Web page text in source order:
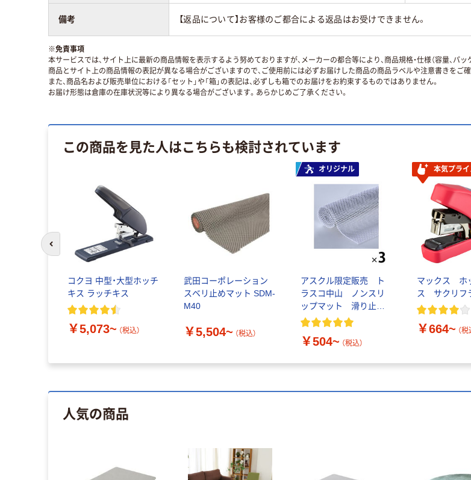
備考 【返品について】お客様のご都合による返品はお受けできません。
※免責事項
本サービスでは、サイト上に最新の商品情報を表示するよう努めておりますが、メーカーの都合等により、商品規格・仕様（容量、パ
商品とサイト上の商品情報の表記が異なる場合がございますので、ご使用前には必ずお届けした商品の商品ラベルや注意書きをご
また、商品名および販売単位における「セット」や「箱」の表記は、必ずしも箱でのお届けをお約束するものではありません。
お届け形態は倉庫の在庫状況等により異なる場合がございます。あらかじめご了承ください。
この商品を見た人はこちらも検討されています
コクヨ 中型・大型ホッチ
キス ラッチキス
￥5,073~ （税込）
武田コーポレーション
スベリ止めマット SDM-
M40
￥5,504~ （税込）
オリジナル
アスクル限定販売 ト
ラスコ中山 ノンスリ
ップマット 滑り止め
シート
￥504~ （税込）
本気プライ
マックス ホ
ス サクリフ
￥664~ （税
前のスライドへ
人気の商品